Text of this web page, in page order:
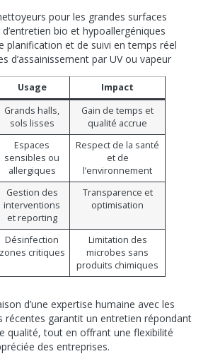
pour les grandes surfaces
bio et hypoallergéniques
planification et de suivi en temps réel
d’assainissement par UV ou vapeur
Usage
Impact
Grands halls,
sols lisses
Gain de temps et
qualité accrue
Espaces
sensibles ou
allergiques
Respect de la santé
et de
l’environnement
Gestion des
interventions
et reporting
Transparence et
optimisation
Désinfection
zones critiques
Limitation des
microbes sans
produits chimiques
d’une expertise humaine avec les
récentes garantit un entretien répondant
qualité, tout en offrant une flexibilité
des entreprises.